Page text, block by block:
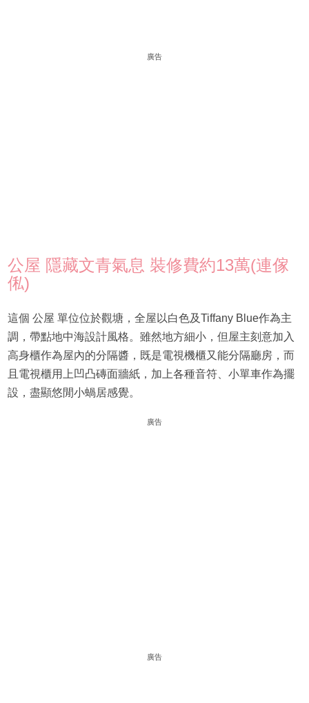
廣告
公屋 隱藏文青氣息 裝修費約13萬(連傢
俬)
這個 公屋 單位位於觀塘，全屋以白色及Tiffany Blue作為主
調，帶點地中海設計風格。雖然地方細小，但屋主刻意加入
高身櫃作為屋內的分隔醬，既是電視機櫃又能分隔廳房，而
且電視櫃用上凹凸磚面牆紙，加上各種音符、小單車作為擺
設，盡顯悠閒小蝸居感覺。
廣告
廣告